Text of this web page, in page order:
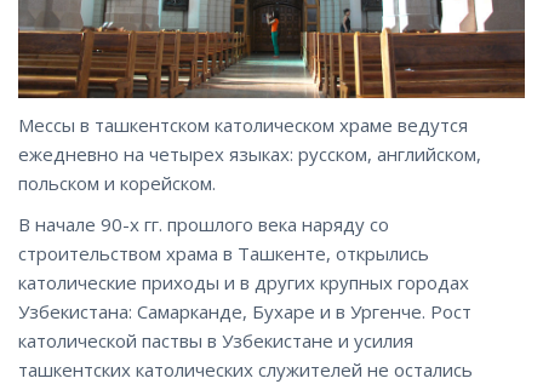
Мессы в ташкентском католическом храме ведутся
ежедневно на четырех языках: русском, английском,
польском и корейском.
В начале 90-х гг. прошлого века наряду со
строительством храма в Ташкенте, открылись
католические приходы и в других крупных городах
Узбекистана: Самарканде, Бухаре и в Ургенче. Рост
католической паствы в Узбекистане и усилия
ташкентских католических служителей не остались